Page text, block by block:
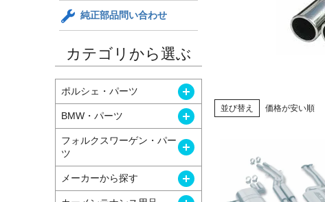
純正部品問い合わせ
カテゴリから選ぶ
ポルシェ・パーツ
BMW・パーツ
フォルクスワーゲン・パー
ツ
メーカーから探す
並び替え 価格が安い順